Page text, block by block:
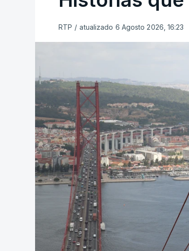
RTP / atualizado 6 Agosto 2026, 16:23